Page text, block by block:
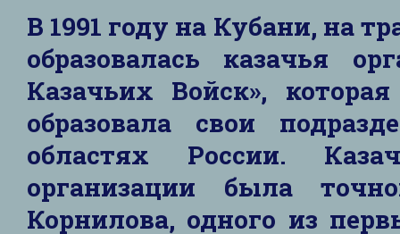
В 1991 году на Кубани, на
образовалась казачья
Казачьих Войск»,
образовала свои
областях России.
организации была
Корнилова, одного из